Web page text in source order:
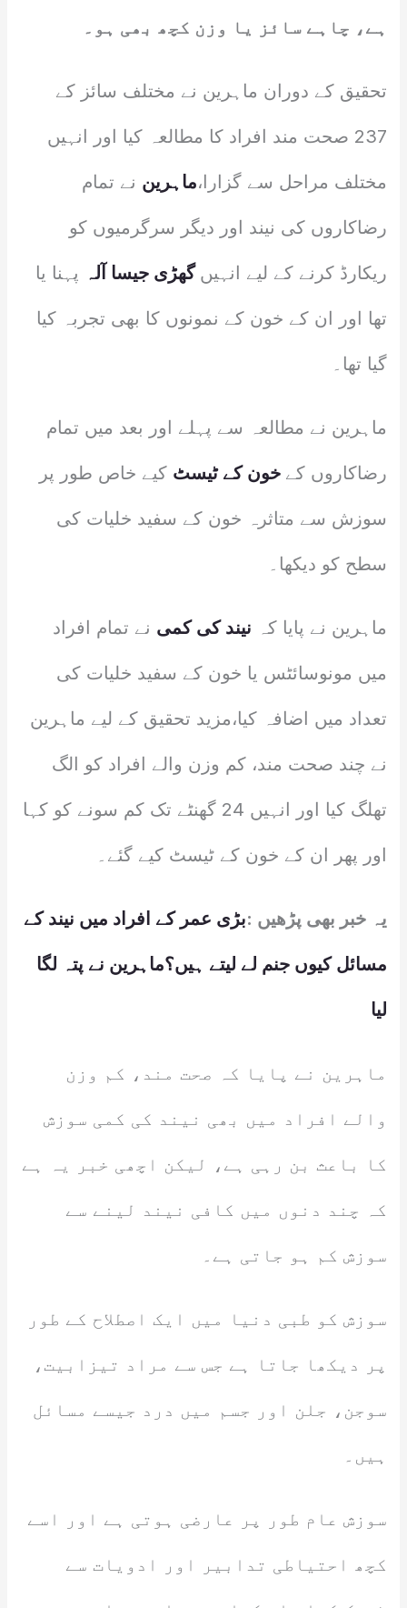
ہے، چاہے سائز یا وزن کچھ بھی ہو۔
تحقیق کے دوران ماہرین نے مختلف سائز کے
237 صحت مند افراد کا مطالعہ کیا اور انہیں
مختلف مراحل سے گزارا،ماہرین نے تمام
رضاکاروں کی نیند اور دیگر سرگرمیوں کو
ریکارڈ کرنے کے لیے انہیں گھڑی جیسا آلہ پہنا یا
تھا اور ان کے خون کے نمونوں کا بھی تجربہ کیا
گیا تھا۔
ماہرین نے مطالعہ سے پہلے اور بعد میں تمام
رضاکاروں کے خون کے ٹیسٹ کیے خاص طور پر
سوزش سے متاثرہ خون کے سفید خلیات کی
سطح کو دیکھا۔
ماہرین نے پایا کہ نیند کی کمی نے تمام افراد
میں مونوسائٹس یا خون کے سفید خلیات کی
تعداد میں اضافہ کیا،مزید تحقیق کے لیے ماہرین
نے چند صحت مند، کم وزن والے افراد کو الگ
تھلگ کیا اور انہیں 24 گھنٹے تک کم سونے کو کہا
اور پھر ان کے خون کے ٹیسٹ کیے گئے۔
یہ خبر بھی پڑھیں :بڑی عمر کے افراد میں نیند کے
مسائل کیوں جنم لے لیتے ہیں؟ماہرین نے پتہ لگا
لیا
ماہرین نے پایا کہ صحت مند، کم وزن
والے افراد میں بھی نیند کی کمی سوزش
کا باعث بن رہی ہے، لیکن اچھی خبر یہ ہے
کہ چند دنوں میں کافی نیند لینے سے
سوزش کم ہو جاتی ہے۔
سوزش کو طبی دنیا میں ایک اصطلاح کے طور
پر دیکھا جاتا ہے جس سے مراد تیزابیت،
سوجن، جلن اور جسم میں درد جیسے مسائل
ہیں۔
سوزش عام طور پر عارضی ہوتی ہے اور اسے
کچھ احتیاطی تدابیر اور ادویات سے